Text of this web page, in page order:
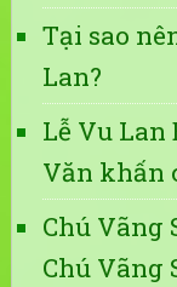
Tại sao
Lan?
Lễ Vu Lan
Văn khấn
Chú Vãng
Chú Vãng